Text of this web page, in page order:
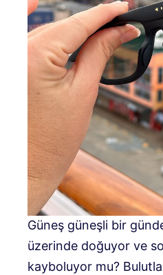
Güneş güneşli bir
üzerinde doğuyor ve
kayboluyor mu?